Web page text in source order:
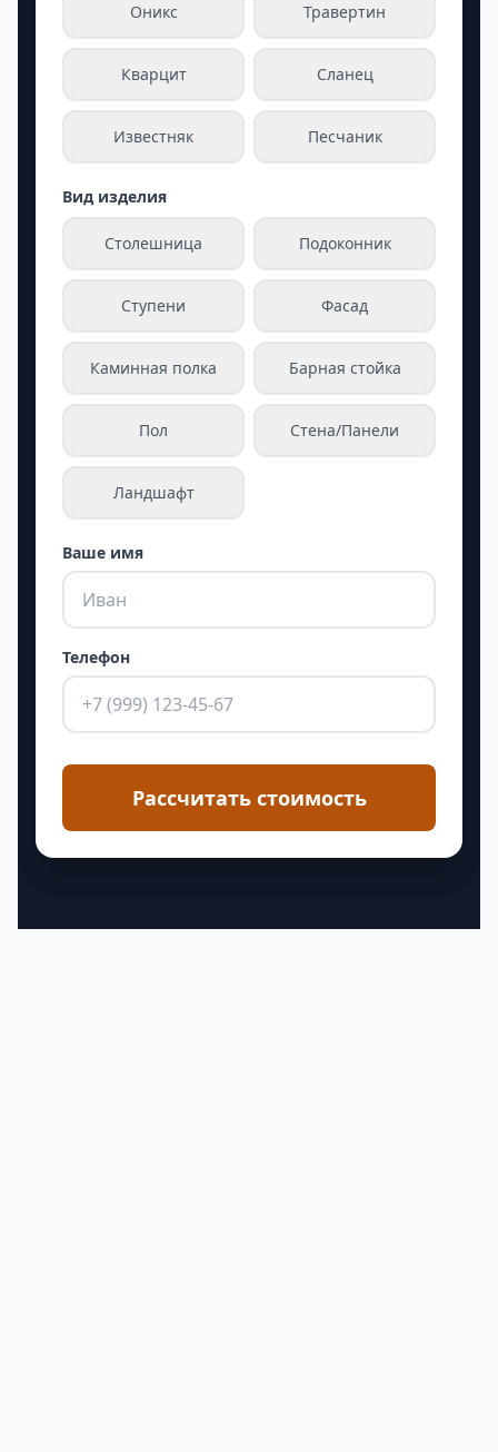
Оникс Травертин
Кварцит Сланец
Известняк Песчаник
Вид изделия
Столешница Подоконник
Ступени Фасад
Каминная полка Барная стойка
Пол Стена/Панели
Ландшафт
Ваше имя
Телефон
Рассчитать стоимость